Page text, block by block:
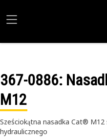
367-0886:
M12
Sześciokątna nasadka Cat®
hydraulicznego